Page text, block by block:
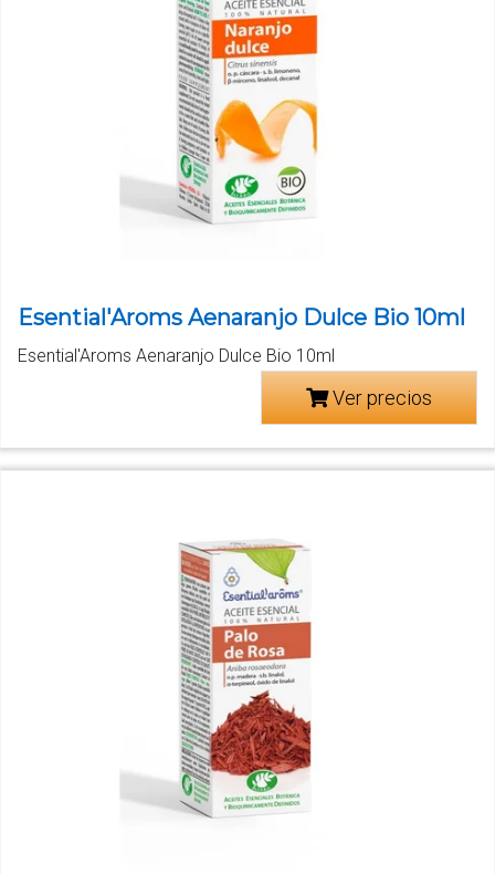
Esential'Aroms Aenaranjo Dulce Bio 10ml
Esential'Aroms Aenaranjo Dulce Bio 10ml
Ver precios